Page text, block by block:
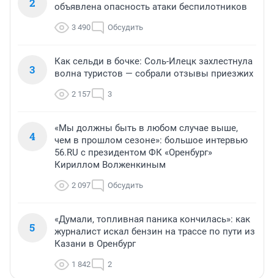
2
объявлена опасность атаки беспилотников
3 490 Обсудить
3
Как сельди в бочке: Соль-Илецк захлестнула
волна туристов — собрали отзывы приезжих
2 157 3
4
«Мы должны быть в любом случае выше,
чем в прошлом сезоне»: большое интервью
56.RU с президентом ФК «Оренбург»
Кириллом Волженкиным
2 097 Обсудить
5
«Думали, топливная паника кончилась»: как
журналист искал бензин на трассе по пути из
Казани в Оренбург
1 842 2